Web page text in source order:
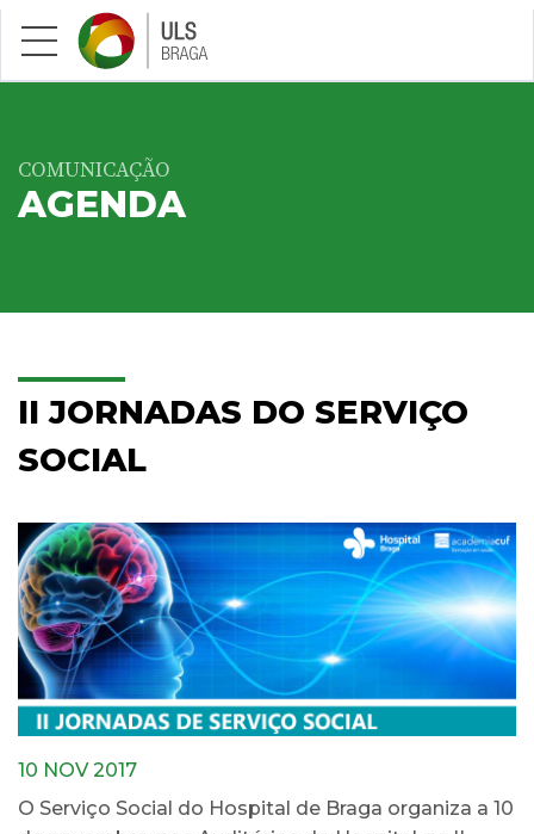
Saltar para conteúdo principal
COMUNICAÇÃO
AGENDA
II JORNADAS DO SERVIÇO
SOCIAL
10 NOV 2017
O Serviço Social do Hospital de Braga organiza a 10